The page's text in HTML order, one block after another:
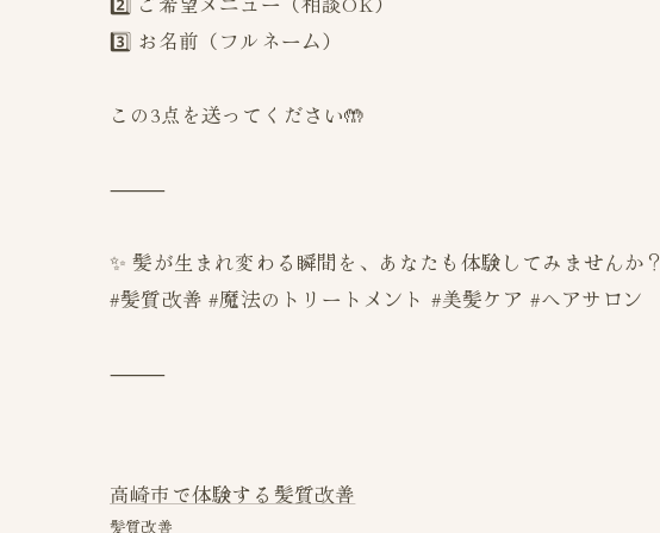
3️⃣ お名前（フルネーム）
この3点を送ってください🤲
⸻
✨ 髪が生まれ変わる瞬間を、あなたも体験してみませんか？
#髪質改善 #魔法のトリートメント #美髪ケア #ヘアサロン
⸻
高崎市で体験する髪質改善
髪質改善